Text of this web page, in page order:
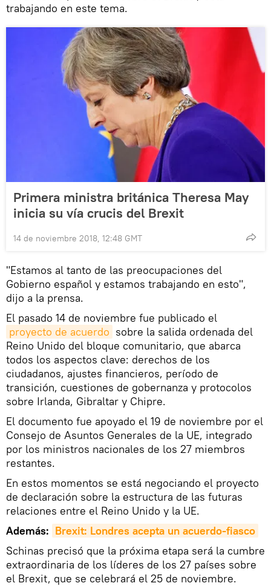
trabajando en este tema.
Primera ministra británica Theresa May
inicia su vía crucis del Brexit
14 de noviembre 2018, 12:48 GMT
"Estamos al tanto de las preocupaciones del
Gobierno español y estamos trabajando en esto",
dijo a la prensa.
El pasado 14 de noviembre fue publicado el
proyecto de acuerdo sobre la salida ordenada del
Reino Unido del bloque comunitario, que abarca
todos los aspectos clave: derechos de los
ciudadanos, ajustes financieros, período de
transición, cuestiones de gobernanza y protocolos
sobre Irlanda, Gibraltar y Chipre.
El documento fue apoyado el 19 de noviembre por el
Consejo de Asuntos Generales de la UE, integrado
por los ministros nacionales de los 27 miembros
restantes.
En estos momentos se está negociando el proyecto
de declaración sobre la estructura de las futuras
relaciones entre el Reino Unido y la UE.
Además: Brexit: Londres acepta un acuerdo-fiasco
Schinas precisó que la próxima etapa será la cumbre
extraordinaria de los líderes de los 27 países sobre
el Brexit, que se celebrará el 25 de noviembre.